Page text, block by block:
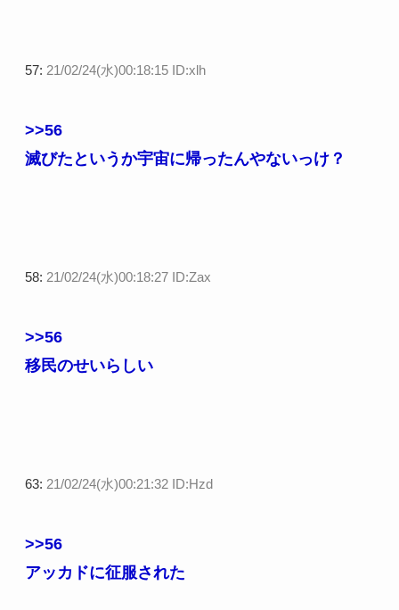
57: 21/02/24(水)00:18:15 ID:xlh
>>56
滅びたというか宇宙に帰ったんやないっけ？
58: 21/02/24(水)00:18:27 ID:Zax
>>56
移民のせいらしい
63: 21/02/24(水)00:21:32 ID:Hzd
>>56
アッカドに征服された